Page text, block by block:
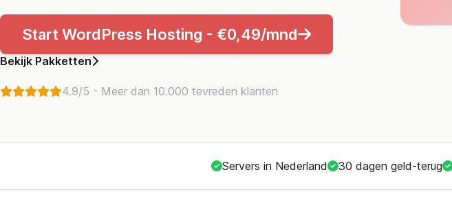
Start WordPress Hosting - €0,49/mnd
Bekijk Pakketten
4.9/5 - Meer dan 10.000 tevreden klanten
Servers in Nederland 30 dagen geld-terug